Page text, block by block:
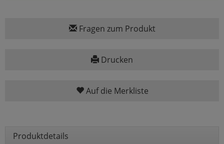
Fragen zum Produkt
Drucken
Auf die Merkliste
Produktdetails